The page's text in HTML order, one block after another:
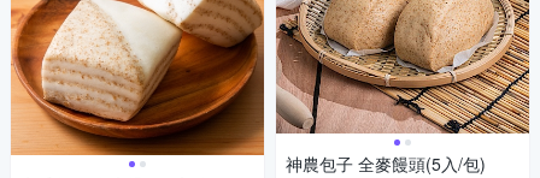
神農包子 全麥饅頭(5入/包)